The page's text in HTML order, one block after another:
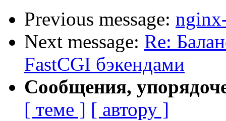
Previous message:
Next message: Re:
FastCGI бэкендами
Сообщения,
[ теме ] [ автору ]